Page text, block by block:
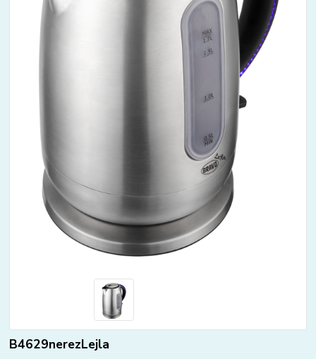
B4629nerezLejla